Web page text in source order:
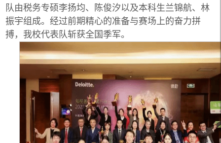
队由税务专硕李扬均、陈俊汐以及本科生兰锦航、林
振宇组成。经过前期精心的准备与赛场上的奋力拼
搏，我校代表队斩获全国季军。